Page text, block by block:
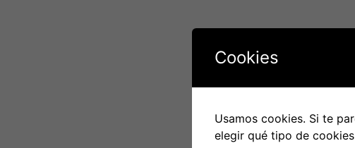
Cookies
Usamos cookies. Si te
elegir qué tipo de